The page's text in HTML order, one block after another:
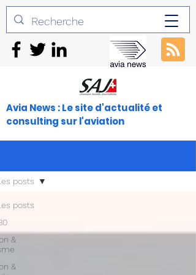
Avia News : Le site d'actualité et
consulting sur l'aviation
posts
&
&
posts